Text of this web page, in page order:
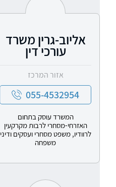
אליוב-גרין משרד
עורכי דין
אזור המרכז
055-4532954
המשרד עוסק בתחום
האזרחי-מסחרי לרבות מקרקעין
לרוודיו, משפט מסחרי ועסקים ודיני
משפחה